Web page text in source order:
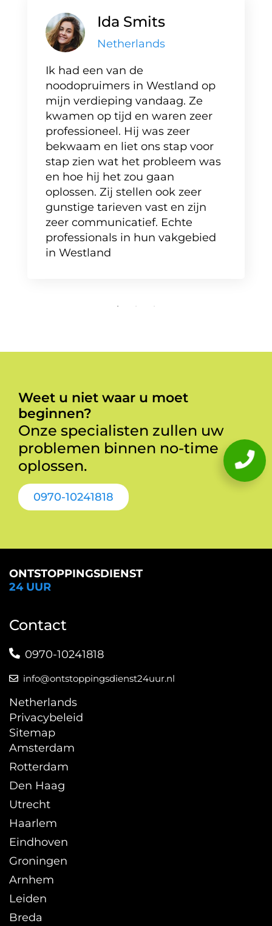
Ida Smits
Netherlands
Ik had een van de
noodopruimers in Westland op
mijn verdieping vandaag. Ze
kwamen op tijd en waren zeer
professioneel. Hij was zeer
bekwaam en liet ons stap voor
stap zien wat het probleem was
en hoe hij het zou gaan
oplossen. Zij stellen ook zeer
gunstige tarieven vast en zijn
zeer communicatief. Echte
professionals in hun vakgebied
in Westland
Weet u niet waar u moet
beginnen?
Onze specialisten zullen uw
problemen binnen no-time
oplossen.
0970-10241818
ONTSTOPPINGSDIENST
24 UUR
Contact
0970-10241818
info@ontstoppingsdienst24uur.nl
Netherlands
Privacybeleid
Sitemap
Amsterdam
Rotterdam
Den Haag
Utrecht
Haarlem
Eindhoven
Groningen
Arnhem
Leiden
Breda